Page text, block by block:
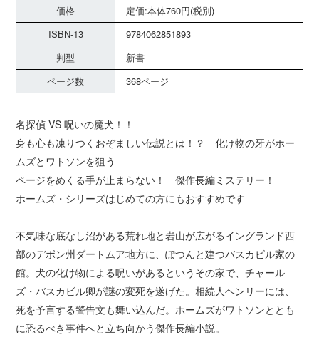
価格
定価:本体760円(税別)
ISBN-13
9784062851893
判型
新書
ページ数
368ページ
名探偵 VS 呪いの魔犬！！
身も心も凍りつくおぞましい伝説とは！？ 化け物の牙がホー
ムズとワトソンを狙う
ページをめくる手が止まらない！ 傑作長編ミステリー！
ホームズ・シリーズはじめての方にもおすすめです
不気味な底なし沼がある荒れ地と岩山が広がるイングランド西
部のデボン州ダートムア地方に、ぽつんと建つバスカビル家の
館。犬の化け物による呪いがあるというその家で、チャール
ズ・バスカビル卿が謎の変死を遂げた。相続人ヘンリーには、
死を予言する警告文も舞い込んだ。ホームズがワトソンととも
に恐るべき事件へと立ち向かう傑作長編小説。